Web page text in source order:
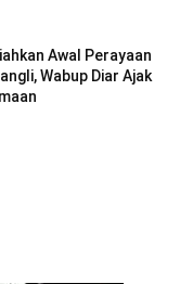
Awal Perayaan
Wabup Diar Ajak